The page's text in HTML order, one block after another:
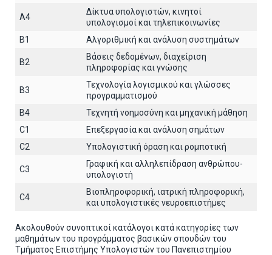
A4
Δίκτυα υπολογιστών, κινητοί
υπολογισμοί και τηλεπικοινωνίες
B1
Αλγοριθμική και ανάλυση συστημάτων
B2
Βάσεις δεδομένων, διαχείριση
πληροφορίας και γνώσης
B3
Τεχνολογία λογισμικού και γλώσσες
προγραμματισμού
B4
Τεχνητή νοημοσύνη και μηχανική μάθηση
C1
Επεξεργασία και ανάλυση σημάτων
C2
Υπολογιστική όραση και ρομποτική
C3
Γραφική και αλληλεπίδραση ανθρώπου-
υπολογιστή
C4
Βιοπληροφορική, ιατρική πληροφορική,
και υπολογιστικές νευροεπιστήμες
Ακολουθούν συνοπτικοί κατάλογοι κατά κατηγορίες των
μαθημάτων του προγράμματος βασικών σπουδών του
Τμήματος Επιστήμης Υπολογιστών του Πανεπιστημίου